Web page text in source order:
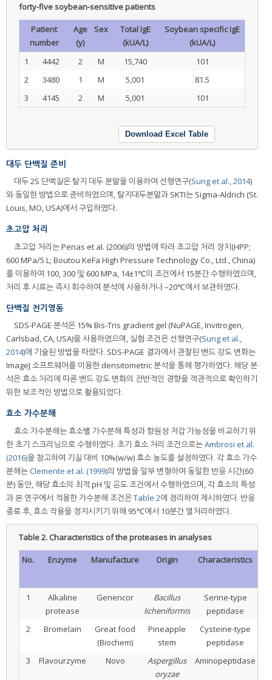
forty-five soybean-sensitive patients
Patient
number
Age
(y)
Sex
Total IgE
(kUA/L)
Soybean specific IgE
(kUA/L)
1
4442 2 M 15,740
101
2
3480 1 M 5,001
81.5
3
4145 2 M 5,001 101
Download Excel Table
대두 단백질 준비
대두 2S 단백질은 탈지 대두 분말을 이용하여 선행연구(Sung et al., 2014)
와 동일한 방법으로 준비하였으며, 탈지대두분말과 SKTI는 Sigma-Aldrich (St.
Louis, MO, USA)에서 구입하였다.
초고압 처리
초고압 처리는 Penas et al. (2006)의 방법에 따라 초고압 처리 장치(HPP;
600 MPa/5 L; Boutou KeFa High Pressure Technology Co., Ltd., China)
를 이용하여 100, 300 및 600 MPa, 14±1℃의 조건에서 15분간 수행하였으며,
처리 후 시료는 즉시 회수하여 분석에 사용하거나 –20℃에서 보관하였다.
단백질 전기영동
SDS-PAGE 분석은 15% Bis-Tris gradient gel (NuPAGE, Invitrogen,
Carlsbad, CA, USA)을 사용하였으며, 실험 조건은 선행연구(Sung et al.,
2014)에 기술된 방법을 따랐다. SDS-PAGE 결과에서 관찰된 밴드 강도 변화는
ImageJ 소프트웨어를 이용한 densitometric 분석을 통해 평가하였다. 해당 분
석은 효소 처리에 따른 밴드 강도 변화의 전반적인 경향을 객관적으로 확인하기
위한 보조적인 방법으로 활용되었다.
효소 가수분해
효소 가수분해는 효소별 가수분해 특성과 항원성 저감 가능성을 비교하기 위
한 초기 스크리닝으로 수행하였다. 초기 효소 처리 조건으로는Ambrosi et al.
(2016)을 참고하여 기질 대비 10%(w/w) 효소 농도를 설정하였다. 각 효소 가수
분해는Clemente et al. (1999)의 방법을 일부 변형하여 동일한 반응 시간(60
분) 동안, 해당 효소의 최적 pH 및 온도 조건에서 수행하였으며, 각 효소의 특성
과 본 연구에서 적용한 가수분해 조건은Table 2에 정리하여 제시하였다. 반응
종료 후, 효소 작용을 정지시키기 위해 95℃에서 10분간 열처리하였다.
Table 2. Characteristics of the proteases in analyses
No. Enzyme Manufacture Origin Characteristics
1
Alkaline
protease
Genencor
Bacillus
licheniformis
Serine-type
peptidase
2
Bromelain
Great food
(Biochem)
Pineapple
stem
Cysteine-type
peptidase
3 Flavourzyme Novo
Aspergillus
oryzae
Aminopeptidase